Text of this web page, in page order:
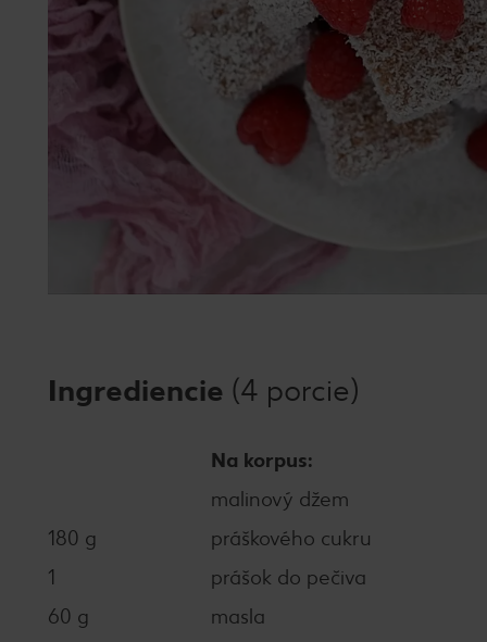
Ingrediencie (4 porcie)
Na korpus:
malinový džem
180 g
práškového cukru
1
prášok do pečiva
60 g
masla